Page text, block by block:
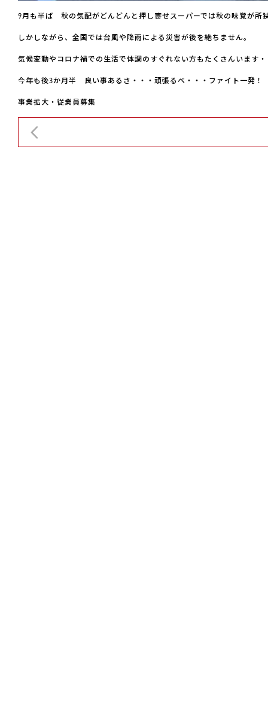
9月も半ば 秋の気配がどんどんと押し寄せスーパーでは秋の味覚が所
しかしながら、全国では台風や降雨による災害が後を絶ちません。
気候変動やコロナ禍での生活で体調のすぐれない方もたくさんいます
今年も後3か月半 良い事あるさ・・・頑張るべ・・・ファイト一発！
事業拡大・従業員募集